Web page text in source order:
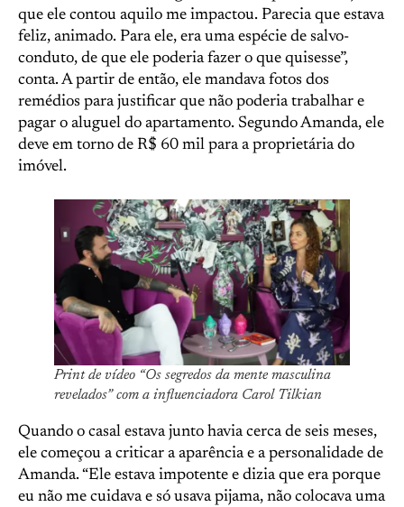
que ele contou aquilo me impactou. Parecia que estava
feliz, animado. Para ele, era uma espécie de salvo-
conduto, de que ele poderia fazer o que quisesse”,
conta. A partir de então, ele mandava fotos dos
remédios para justificar que não poderia trabalhar e
pagar o aluguel do apartamento. Segundo Amanda, ele
deve em torno de R$ 60 mil para a proprietária do
imóvel.
Print de vídeo “Os segredos da mente masculina
revelados” com a influenciadora Carol Tilkian
Quando o casal estava junto havia cerca de seis meses,
ele começou a criticar a aparência e a personalidade de
Amanda. “Ele estava impotente e dizia que era porque
eu não me cuidava e só usava pijama, não colocava uma